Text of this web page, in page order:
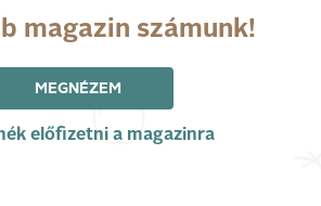
magazin számunk!
MEGNÉZEM
előfizetni a magazinra